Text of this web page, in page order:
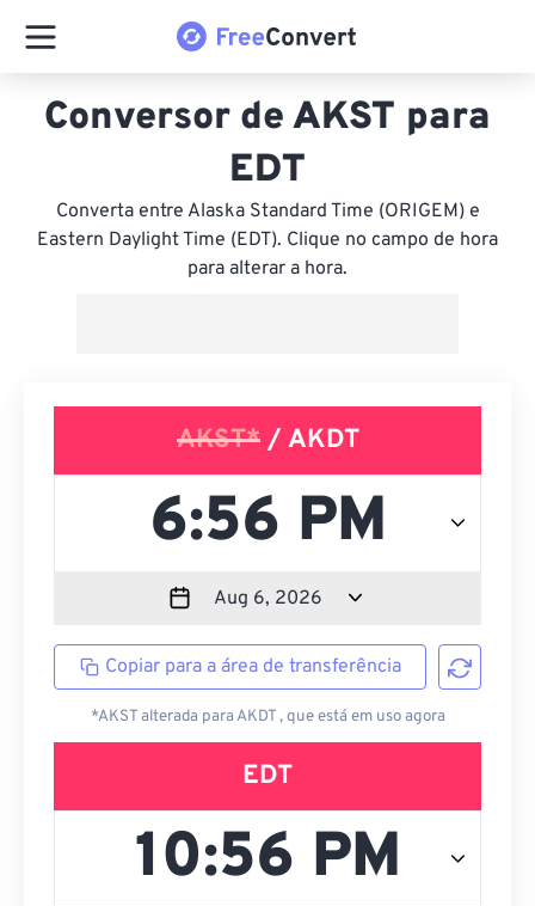
Conversor de AKST para
EDT
Converta entre Alaska Standard Time (ORIGEM) e
Eastern Daylight Time (EDT). Clique no campo de hora
para alterar a hora.
AKST*/ AKDT
Copiar para a área de transferência
*AKST alterada para AKDT , que está em uso agora
EDT